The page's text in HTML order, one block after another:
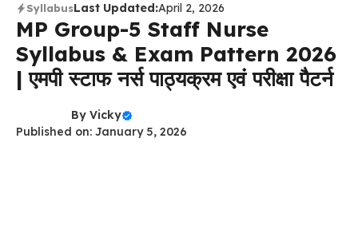
SyllabusLast Updated:April 2, 2026
MP Group-5 Staff Nurse
Syllabus & Exam Pattern 2026
| एमपी स्टाफ नर्स पाठ्यक्रम एवं परीक्षा पैटर्न
By Vicky
Published on: January 5, 2026